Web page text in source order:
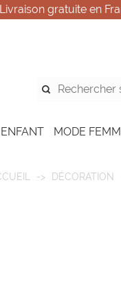
gratuite en
MODE
DÉCORATION